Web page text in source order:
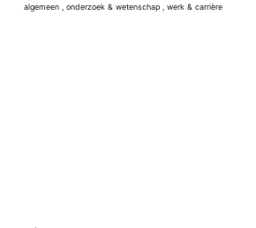
algemeen
onderzoek & wetenschap werk & carrière